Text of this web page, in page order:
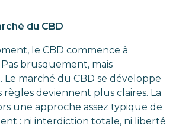
du CBD
le CBD commence à
brusquement, mais
Le marché du CBD se développe
règles deviennent plus claires. La
une approche assez typique de
: ni interdiction totale, ni liberté